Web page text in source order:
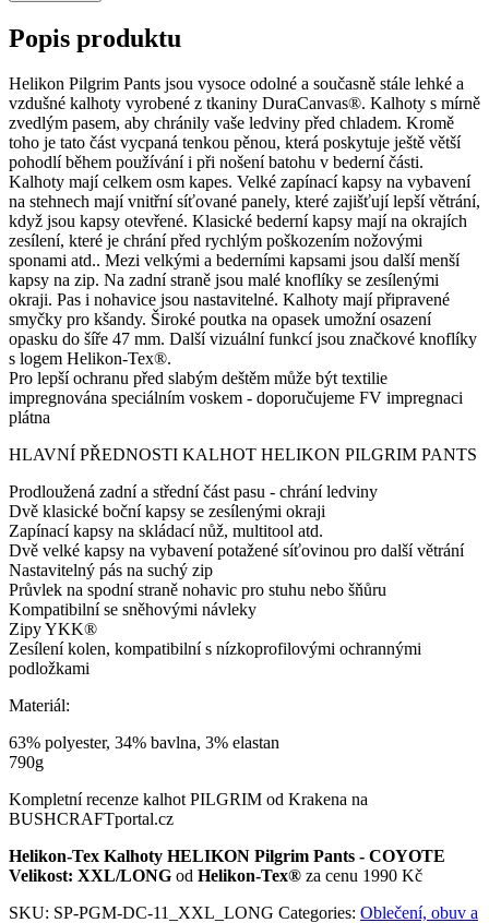
Popis produktu
Helikon Pilgrim Pants jsou vysoce odolné a současně stále lehké a
vzdušné kalhoty vyrobené z tkaniny DuraCanvas®. Kalhoty s mírně
zvedlým pasem, aby chránily vaše ledviny před chladem. Kromě
toho je tato část vycpaná tenkou pěnou, která poskytuje ještě větší
pohodlí během používání i při nošení batohu v bederní části.
Kalhoty mají celkem osm kapes. Velké zapínací kapsy na vybavení
na stehnech mají vnitřní síťované panely, které zajišťují lepší větrání,
když jsou kapsy otevřené. Klasické bederní kapsy mají na okrajích
zesílení, které je chrání před rychlým poškozením nožovými
sponami atd.. Mezi velkými a bederními kapsami jsou další menší
kapsy na zip. Na zadní straně jsou malé knoflíky se zesílenými
okraji. Pas i nohavice jsou nastavitelné. Kalhoty mají připravené
smyčky pro kšandy. Široké poutka na opasek umožní osazení
opasku do šíře 47 mm. Další vizuální funkcí jsou značkové knoflíky
s logem Helikon-Tex®.
Pro lepší ochranu před slabým deštěm může být textilie
impregnována speciálním voskem - doporučujeme FV impregnaci
plátna
HLAVNÍ PŘEDNOSTI KALHOT HELIKON PILGRIM PANTS
Prodloužená zadní a střední část pasu - chrání ledviny
Dvě klasické boční kapsy se zesílenými okraji
Zapínací kapsy na skládací nůž, multitool atd.
Dvě velké kapsy na vybavení potažené síťovinou pro další větrání
Nastavitelný pás na suchý zip
Průvlek na spodní straně nohavic pro stuhu nebo šňůru
Kompatibilní se sněhovými návleky
Zipy YKK®
Zesílení kolen, kompatibilní s nízkoprofilovými ochrannými
podložkami
Materiál:
63% polyester, 34% bavlna, 3% elastan
790g
Kompletní recenze kalhot PILGRIM od Krakena na
BUSHCRAFTportal.cz
Helikon-Tex Kalhoty HELIKON Pilgrim Pants - COYOTE
Velikost: XXL/LONG od Helikon-Tex® za cenu 1990 Kč
SKU: SP-PGM-DC-11_XXL_LONG Categories: Oblečení, obuv a